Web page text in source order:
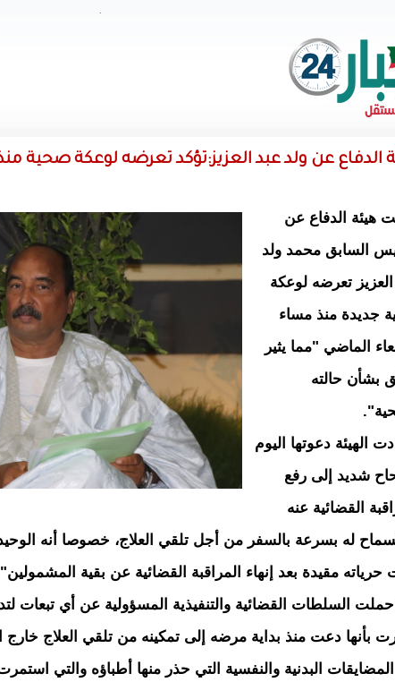
.
الدفاع عن ولد عبد العزيز:تؤكد تعرضه لوعكة صحية
هيئة الدفاع عن
السابق محمد ولد
تعرضه لوعكة
جديدة منذ مساء
الماضي "مما يثير
بشأن حالته
الهيئة دعوتها اليوم
شديد إلى رفع
القضائية عنه
له بسرعة بالسفر من أجل تلقي العلاج، خصوصا أنه
حرياته مقيدة بعد إنهاء المراقبة القضائية عن بقية
السلطات القضائية والتنفيذية المسؤولية عن أي تبعات
بأنها دعت منذ بداية مرضه إلى تمكينه من تلقي العلاج خارج
البدنية والنفسية التي حذر منها أطباؤه والتي